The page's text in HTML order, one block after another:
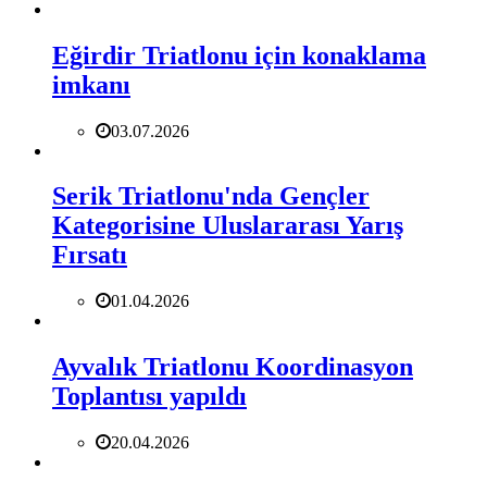
Eğirdir Triatlonu için konaklama
imkanı
03.07.2026
Serik Triatlonu'nda Gençler
Kategorisine Uluslararası Yarış
Fırsatı
01.04.2026
Ayvalık Triatlonu Koordinasyon
Toplantısı yapıldı
20.04.2026